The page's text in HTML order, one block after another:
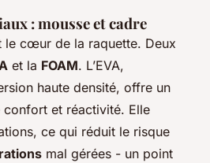
: mousse et cadre
le cœur de la raquette. Deux
et la FOAM. L’EVA,
haute densité, offre un
et réactivité. Elle
ce qui réduit le risque
mal gérées - un point